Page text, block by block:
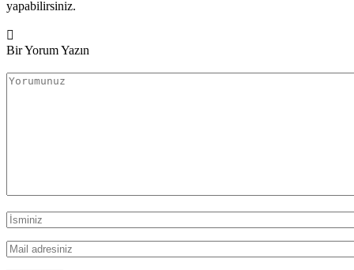
yapabilirsiniz.
Bir Yorum Yazın